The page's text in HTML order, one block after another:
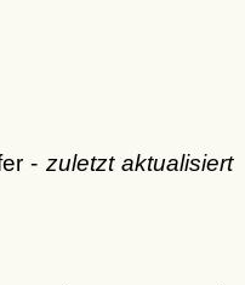
- zuletzt aktualisiert